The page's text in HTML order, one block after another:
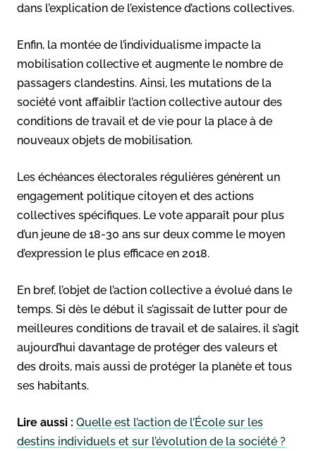
dans l’explication de l’existence d’actions collectives.
Enfin, la montée de l’individualisme impacte la
mobilisation collective et augmente le nombre de
passagers clandestins. Ainsi, les mutations de la
société vont affaiblir l’action collective autour des
conditions de travail et de vie pour la place à de
nouveaux objets de mobilisation.
Les échéances électorales régulières génèrent un
engagement politique citoyen et des actions
collectives spécifiques. Le vote apparaît pour plus
d’un jeune de 18-30 ans sur deux comme le moyen
d’expression le plus efficace en 2018.
En bref, l’objet de l’action collective a évolué dans le
temps. Si dès le début il s’agissait de lutter pour de
meilleures conditions de travail et de salaires, il s’agit
aujourd’hui davantage de protéger des valeurs et
des droits, mais aussi de protéger la planète et tous
ses habitants.
Lire aussi : Quelle est l’action de l’École sur les
destins individuels et sur l’évolution de la société ?